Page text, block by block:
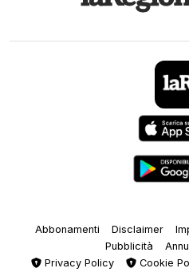
Abbonamenti Disclaimer
Pubblicità
Privacy Policy
Cookie